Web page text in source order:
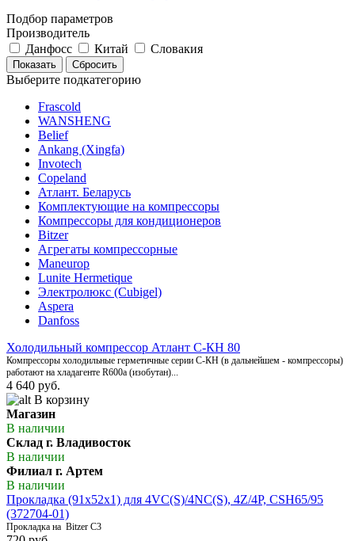
Подбор параметров
Производитель
Данфосс
Китай Словакия
Выберите подкатегорию
Frascold
WANSHENG
Belief
Ankang (Xingfa)
Invotech
Copeland
Атлант. Беларусь
Комплектующие на компрессоры
Компрессоры для кондиционеров
Bitzer
Агрегаты компрессорные
Maneurop
Lunite Hermetique
Электролюкс (Cubigel)
Aspera
Danfoss
Холодильный компрессор Атлант С-КН 80
Компрессоры холодильные герметичные серии С-КН (в дальнейшем - компрессоры)
работают на хладагенте R600a (изобутан)...
4 640 руб.
В корзину
Магазин
В наличии
Склад г. Владивосток
В наличии
Филиал г. Артем
В наличии
Прокладка (91х52х1) для 4VC(S)/4NC(S), 4Z/4P, CSH65/95
(372704-01)
Прокладка на Bitzer С3